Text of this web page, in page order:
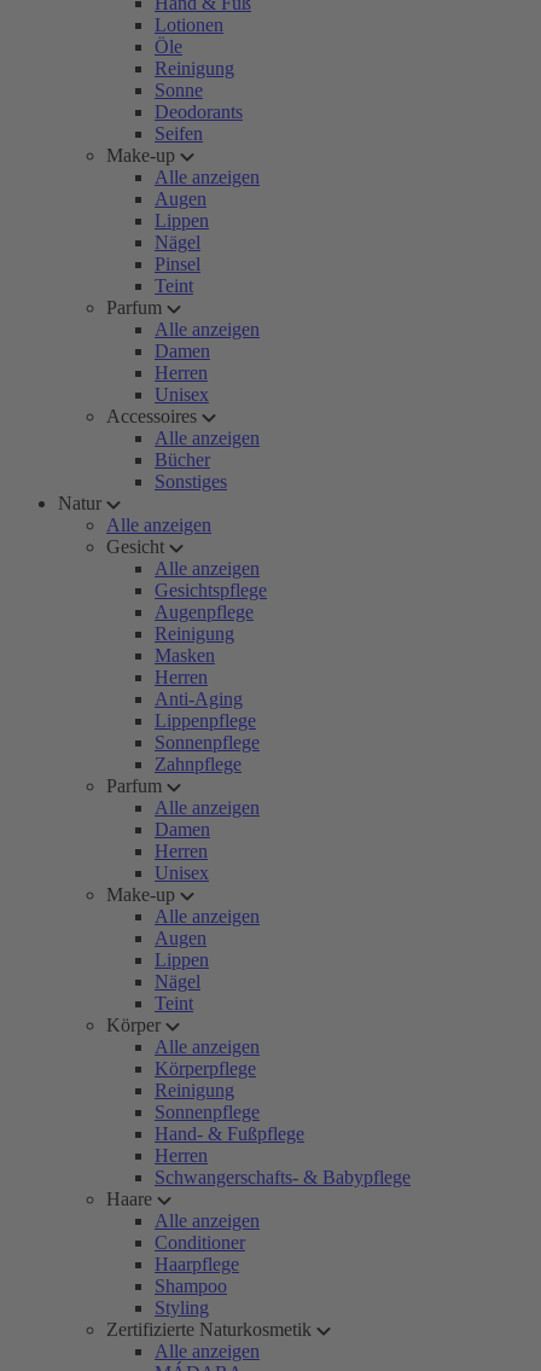
Lotionen
Öle
Reinigung
Sonne
Deodorants
Seifen
Make-up
Alle anzeigen
Augen
Lippen
Nägel
Pinsel
Teint
Parfum
Alle anzeigen
Damen
Herren
Unisex
Accessoires
Alle anzeigen
Bücher
Sonstiges
Natur
Alle anzeigen
Gesicht
Alle anzeigen
Gesichtspflege
Augenpflege
Reinigung
Masken
Herren
Anti-Aging
Lippenpflege
Sonnenpflege
Zahnpflege
Parfum
Alle anzeigen
Damen
Herren
Unisex
Make-up
Alle anzeigen
Augen
Lippen
Nägel
Teint
Körper
Alle anzeigen
Körperpflege
Reinigung
Sonnenpflege
Hand- & Fußpflege
Herren
Schwangerschafts- & Babypflege
Haare
Alle anzeigen
Conditioner
Haarpflege
Shampoo
Styling
Zertifizierte Naturkosmetik
Alle anzeigen